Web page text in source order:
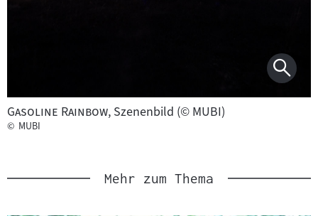
"
Gasoline Rainbow", Szenenbild (© MUBI)
© MUBI
Mehr zum Thema